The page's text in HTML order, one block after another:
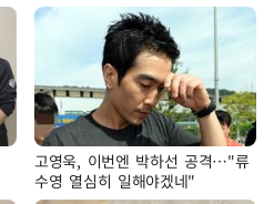
고영욱, 이번엔 박하선 공격…"류
수영 열심히 일해야겠네"